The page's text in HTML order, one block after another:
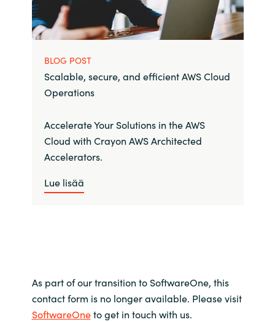
BLOG POST
Scalable, secure, and efficient AWS Cloud
Operations
Accelerate Your Solutions in the AWS
Cloud with Crayon AWS Architected
Accelerators.
Lue lisää
As part of our transition to SoftwareOne, this
contact form is no longer available. Please visit
SoftwareOneto get in touch with us.